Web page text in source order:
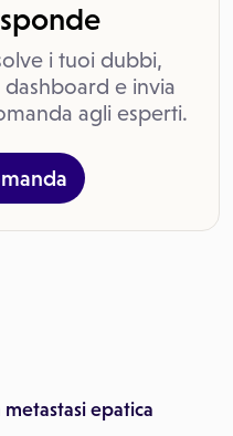
i tuoi dubbi,
e invia
agli esperti.
epatica